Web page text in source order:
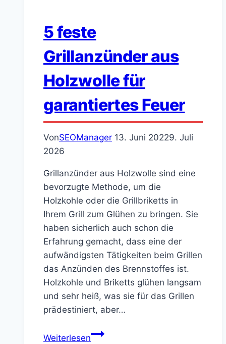
5 feste
Grillanzünder aus
Holzwolle für
garantiertes Feuer
VonSEOManager 13. Juni 20229. Juli
2026
Grillanzünder aus Holzwolle sind eine
bevorzugte Methode, um die
Holzkohle oder die Grillbriketts in
Ihrem Grill zum Glühen zu bringen. Sie
haben sicherlich auch schon die
Erfahrung gemacht, dass eine der
aufwändigsten Tätigkeiten beim Grillen
das Anzünden des Brennstoffes ist.
Holzkohle und Briketts glühen langsam
und sehr heiß, was sie für das Grillen
prädestiniert, aber…
Weiterlesen5